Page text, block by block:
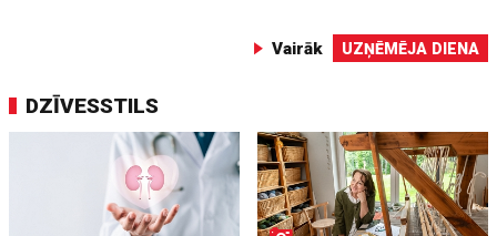
Vairāk UZŅĒMĒJA DIENA
DZĪVESSTILS